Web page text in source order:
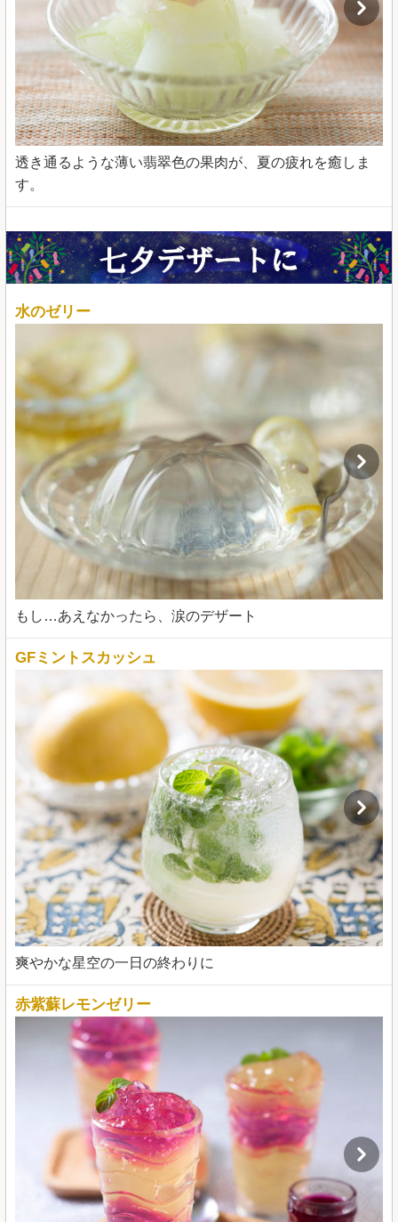
透き通るような薄い翡翠色の果肉が、夏の疲れを癒しま
す。
水のゼリー
もし…あえなかったら、涙のデザート
GFミントスカッシュ
爽やかな星空の一日の終わりに
赤紫蘇レモンゼリー